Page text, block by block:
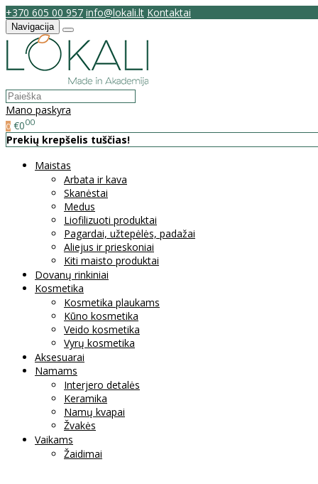
+370 605 00 957 info@lokali.lt Kontaktai
Navigacija
Mano paskyra
0 €000
Prekių krepšelis tuščias!
Maistas
Arbata ir kava
Skanėstai
Medus
Liofilizuoti produktai
Pagardai, užtepėlės, padažai
Aliejus ir prieskoniai
Kiti maisto produktai
Dovanų rinkiniai
Kosmetika
Kosmetika plaukams
Kūno kosmetika
Veido kosmetika
Vyrų kosmetika
Aksesuarai
Namams
Interjero detalės
Keramika
Namų kvapai
Žvakės
Vaikams
Žaidimai